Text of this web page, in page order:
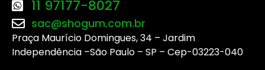
11 97177-8027
sac@shogum.com.br
Praça Maurício Domingues, 34 – Jardim
Independência –São Paulo – SP – Cep-03223-040